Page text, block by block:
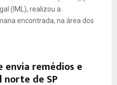
(IML), realizou a
encontrada, na área dos
envia remédios e
de SP